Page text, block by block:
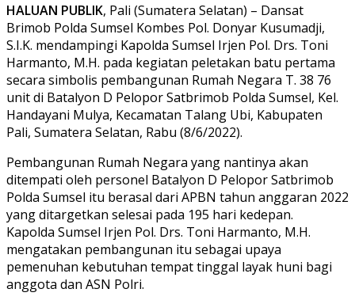
HALUAN PUBLIK, Pali (Sumatera Selatan) – Dansat
Brimob Polda Sumsel Kombes Pol. Donyar Kusumadji,
S.I.K. mendampingi Kapolda Sumsel Irjen Pol. Drs. Toni
Harmanto, M.H. pada kegiatan peletakan batu pertama
secara simbolis pembangunan Rumah Negara T. 38 76
unit di Batalyon D Pelopor Satbrimob Polda Sumsel, Kel.
Handayani Mulya, Kecamatan Talang Ubi, Kabupaten
Pali, Sumatera Selatan, Rabu (8/6/2022).
Pembangunan Rumah Negara yang nantinya akan
ditempati oleh personel Batalyon D Pelopor Satbrimob
Polda Sumsel itu berasal dari APBN tahun anggaran 2022
yang ditargetkan selesai pada 195 hari kedepan.
Kapolda Sumsel Irjen Pol. Drs. Toni Harmanto, M.H.
mengatakan pembangunan itu sebagai upaya
pemenuhan kebutuhan tempat tinggal layak huni bagi
anggota dan ASN Polri.